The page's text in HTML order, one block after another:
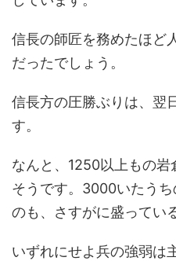
信長の師匠を務めたほど
だったでしょう。
信長方の圧勝ぶりは、翌
す。
なんと、1250以上もの
そうです。3000いたう
のも、さすがに盛ってい
いずれにせよ兵の強弱は